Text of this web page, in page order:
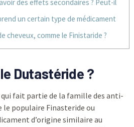
des effets secondaires ? Peut-il
un certain type de médicament
cheveux, comme le Finistaride ?
Dutastéride ?
qui fait partie de la famille des anti-
populaire Finasteride ou
d’origine similaire au